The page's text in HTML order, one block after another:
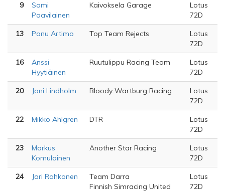
9
Sami
Paavilainen
Kaivoksela Garage
Lotus
72D
13 Panu Artimo Top Team Rejects
Lotus
72D
16
Anssi
Hyytiäinen
Ruutulippu Racing Team
Lotus
72D
20 Joni Lindholm Bloody Wartburg Racing
Lotus
72D
22 Mikko Ahlgren DTR
Lotus
72D
23
Markus
Komulainen
Another Star Racing
Lotus
72D
24 Jari Rahkonen
Team Darra
Finnish Simracing United
Lotus
72D